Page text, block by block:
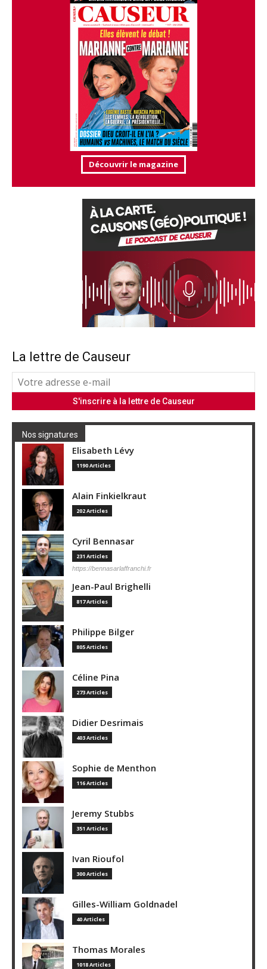
Découvrir le magazine
La lettre de Causeur
Nos signatures
Elisabeth Lévy
1190 Articles
Alain Finkielkraut
202 Articles
Cyril Bennasar
231 Articles
https://bennasarlaffranchi.fr
Jean-Paul Brighelli
817 Articles
Philippe Bilger
805 Articles
Céline Pina
273 Articles
Didier Desrimais
403 Articles
Sophie de Menthon
116 Articles
Jeremy Stubbs
351 Articles
Ivan Rioufol
300 Articles
Gilles-William Goldnadel
40 Articles
Thomas Morales
1018 Articles